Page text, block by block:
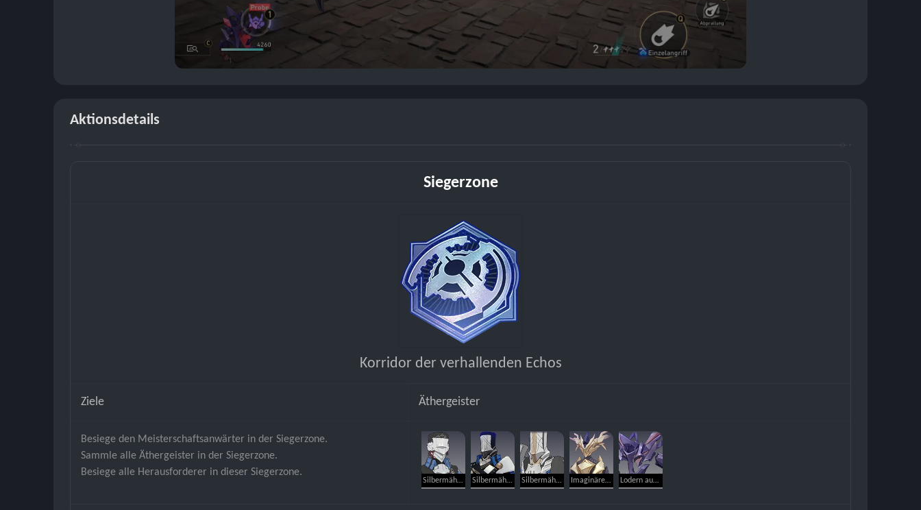
Aktionsdetails
Siegerzone
Korridor der verhallenden Echos
Ziele Äthergeister
Besiege den Meisterschaftsanwärter in der Siegerzone.
Sammle alle Äthergeister in der Siegerzone.
Besiege alle Herausforderer in dieser Siegerzone.
Silbermähnen-Bogenschütze Silbermähnen-Kanonier Silbermähnen-Leutnant Imaginärer Weber Lodern aus dem All